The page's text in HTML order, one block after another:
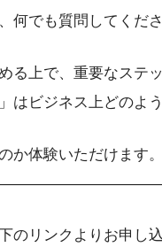
何でも質問してくださ
る上で、重要なステ
はビジネス上どのよ
か体験いただけます。
のリンクよりお申し